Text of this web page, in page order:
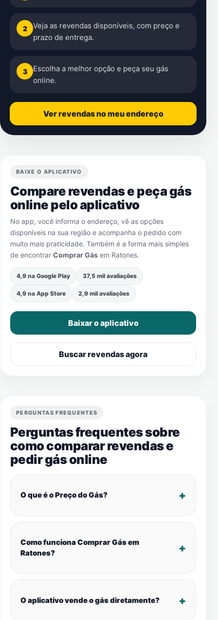
2
Veja as revendas disponíveis, com preço e
prazo de entrega.
3
Escolha a melhor opção e peça seu gás
online.
Ver revendas no meu endereço
BAIXE O APLICATIVO
Compare revendas e peça gás
online pelo aplicativo
No app, você informa o endereço, vê as opções
disponíveis na sua região e acompanha o pedido com
muito mais praticidade. Também é a forma mais simples
de encontrar Comprar Gás em Ratones.
4,9 na Google Play 37,5 mil avaliações
4,9 na App Store 2,9 mil avaliações
Baixar o aplicativo
Buscar revendas agora
PERGUNTAS FREQUENTES
Perguntas frequentes sobre
como comparar revendas e
pedir gás online
O que é o Preço do Gás?
Como funciona Comprar Gás em
Ratones?
O aplicativo vende o gás diretamente?